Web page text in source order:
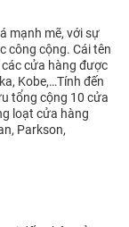
mạnh mẽ, với sự
công cộng. Cái tên
cửa hàng được
Kobe,…Tính đến
tổng cộng 10 cửa
loạt cửa hàng
Parkson,